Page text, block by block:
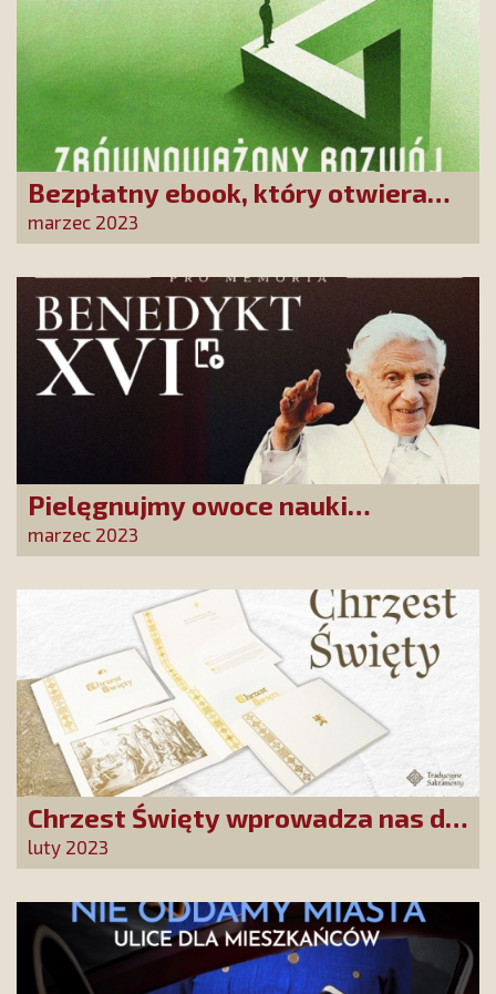
Bezpłatny ebook, który otwiera
oczy! Dowiedz się, czym jest
zrównoważony rozwój
marzec 2023
Pielęgnujmy owoce nauki
Benedykta XVI. Weź udział w
naszej akcji
marzec 2023
Chrzest Święty wprowadza nas do
wspólnoty Kościoła. Nasz pakiet
jest przygotowany na ten
wyjątkowy dzień
luty 2023